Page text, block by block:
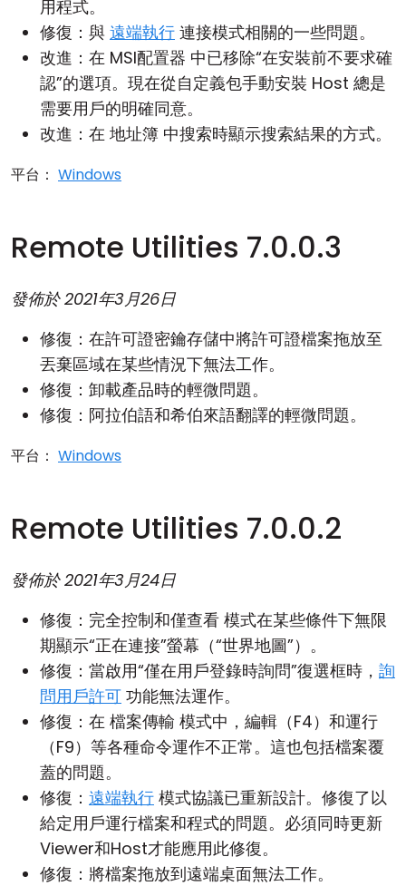
用程式。
修復：與 遠端執行 連接模式相關的一些問題。
改進：在 MSI配置器 中已移除“在安裝前不要求確
認”的選項。現在從自定義包手動安裝 Host 總是
需要用戶的明確同意。
改進：在 地址簿 中搜索時顯示搜索結果的方式。
平台： Windows
Remote Utilities 7.0.0.3
發佈於2021年3月26日
修復：在許可證密鑰存儲中將許可證檔案拖放至
丟棄區域在某些情況下無法工作。
修復：卸載產品時的輕微問題。
修復：阿拉伯語和希伯來語翻譯的輕微問題。
平台： Windows
Remote Utilities 7.0.0.2
發佈於2021年3月24日
修復： 完全控制和僅查看 模式在某些條件下無限
期顯示“正在連接”螢幕（“世界地圖”）。
修復：當啟用“僅在用戶登錄時詢問”復選框時， 詢
問用戶許可 功能無法運作。
修復：在 檔案傳輸 模式中，編輯（F4）和運行
（F9）等各種命令運作不正常。這也包括檔案覆
蓋的問題。
修復： 遠端執行 模式協議已重新設計。修復了以
給定用戶運行檔案和程式的問題。必須同時更新
Viewer和Host才能應用此修復。
修復：將檔案拖放到遠端桌面無法工作。